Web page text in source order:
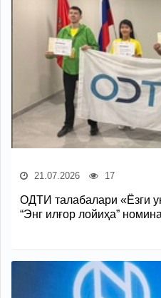
21.07.2026 17
ОДТИ талабалари «Ёзги
“Энг илғор лойиҳа”